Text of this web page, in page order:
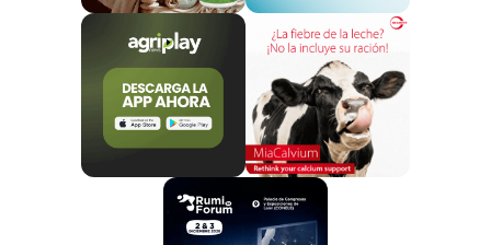
que estará en vigor hasta el 31 de diciembre de 2024.
El presidente de InLac, Ignacio Elola, tras firmar el
documento junto al secretario general de Agricultura
y Alimentación, Fernando Miranda, ha recordado que
ambas partes han venido manteniendo un marco de
colaboración estrecho y fructífero, que ha permitido
impulsar cuatro convenios previos para el intercambio